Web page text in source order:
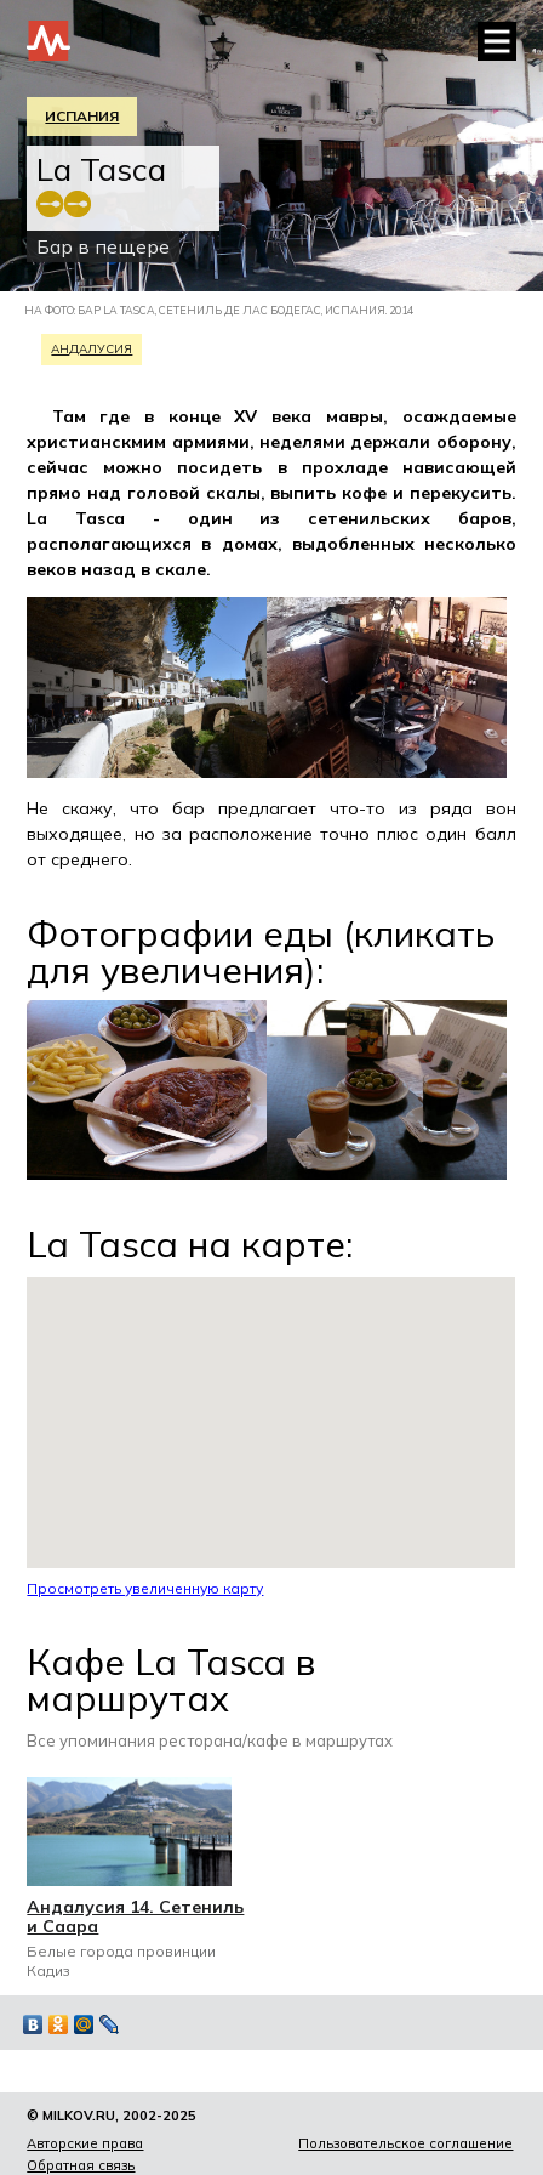
ИСПАНИЯ
La Tasca
Бар в пещере
НА ФОТО: БАР LA TASCA, СЕТЕНИЛЬ ДЕ ЛАС БОДЕГАС, ИСПАНИЯ. 2014
АНДАЛУСИЯ
Там где в конце XV века мавры, осаждаемые
христианскмим армиями, неделями держали оборону,
сейчас можно посидеть в прохладе нависающей
прямо над головой скалы, выпить кофе и перекусить.
La Tasca - один из сетенильских баров,
располагающихся в домах, выдобленных несколько
веков назад в скале.
Не скажу, что бар предлагает что-то из ряда вон
выходящее, но за расположение точно плюс один балл
от среднего.
Фотографии еды (кликать
для увеличения):
La Tasca на карте:
Просмотреть увеличенную карту
Кафе La Tasca в
маршрутах
Все упоминания ресторана/кафе в маршрутах
Андалусия 14. Сетениль
и Саара
Белые города провинции
Кадиз
© MILKOV.RU, 2002-2025
Авторские права
Пользовательское соглашение
Обратная связь